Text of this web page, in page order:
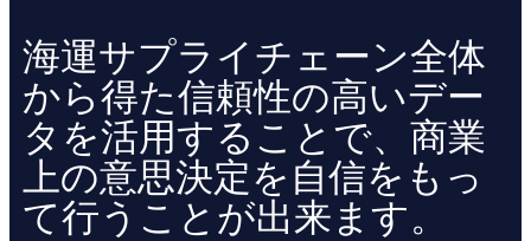
海運サプライチェーン全体
から得た信頼性の高いデー
タを活用することで、商業
上の意思決定を自信をもっ
て行うことが出来ます。